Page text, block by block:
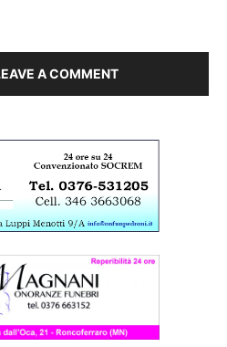
A COMMENT